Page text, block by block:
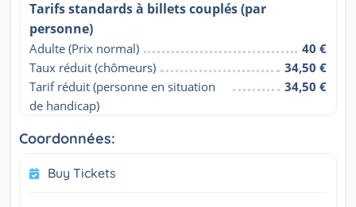
Tarifs standards à billets couplés (par
personne)
Adulte (Prix normal)
40 €
Taux réduit (chômeurs)
34,50 €
Tarif réduit (personne en situation
de handicap)
34,50 €
Coordonnées:
Buy Tickets